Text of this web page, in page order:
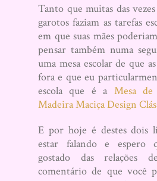
Tanto que muitas das
garotos faziam as tarefas
em que suas mães
pensar também numa
uma mesa escolar de que
fora e que eu
escola que é a Mesa de
Madeira Maciça Design
E por hoje é destes dois
estar falando e espero
gostado das relações
comentário de que você